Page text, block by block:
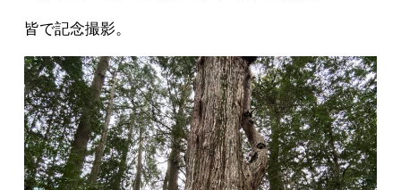
皆で記念撮影。